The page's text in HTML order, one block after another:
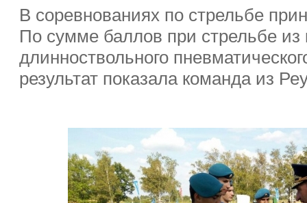
В соревнованиях по стрельбе
По сумме баллов при стрельбе из
длинноствольного
результат показала команда из